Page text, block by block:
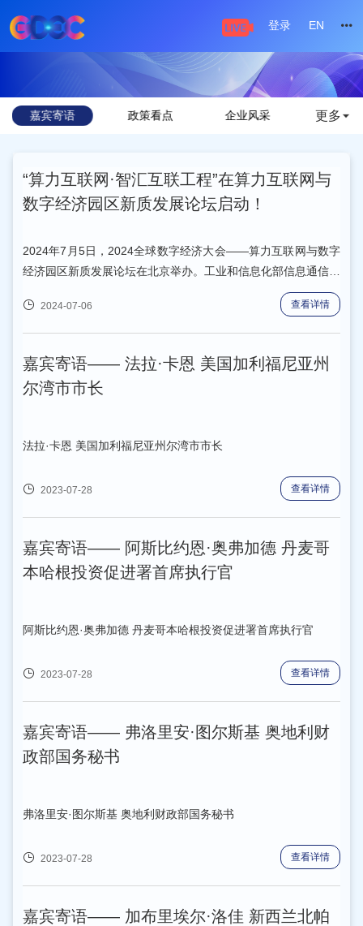
登录 EN
嘉宾寄语 政策看点 企业风采 业界新
更多
“算力互联网·智汇互联工程”在算力互联网与
数字经济园区新质发展论坛启动！
2024年7月5日，2024全球数字经济大会——算力互联网与数字
经济园区新质发展论坛在北京举办。工业和信息化部信息通信管
理局副局长谌凯，北京市通信管理局副局长王晖，北京市经济和
信息化局总经济师唐建国，工业和信息化部火炬高技术产业开发
中心副主任盛延林，中国通信企业协会数字化转型推进工委会常
聘专家、党支部书记、国家发展改革委办公厅原主任师荣耀，工
业和信息化部规划司园区处有关同志出席大会。论坛由中国信息
2024-07-06 查看详情
嘉宾寄语—— 法拉·卡恩 美国加利福尼亚州
尔湾市市长
法拉·卡恩 美国加利福尼亚州尔湾市市长
2023-07-28 查看详情
嘉宾寄语—— 阿斯比约恩·奥弗加德 丹麦哥
本哈根投资促进署首席执行官
阿斯比约恩·奥弗加德 丹麦哥本哈根投资促进署首席执行官
2023-07-28 查看详情
嘉宾寄语—— 弗洛里安·图尔斯基 奥地利财
政部国务秘书
弗洛里安·图尔斯基 奥地利财政部国务秘书
2023-07-28 查看详情
嘉宾寄语—— 加布里埃尔·洛佳 新西兰北帕